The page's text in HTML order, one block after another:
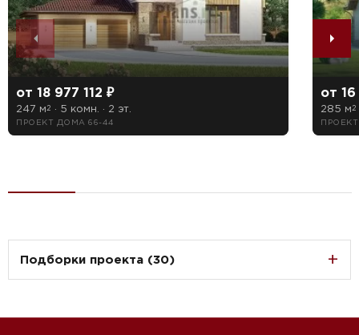
от 18 977 112 ₽
247 м 2 · 5 комн. · 2 эт.
ПРОЕКТ ДОМА 66-44
от
285 м 2
Подборки проекта (30)